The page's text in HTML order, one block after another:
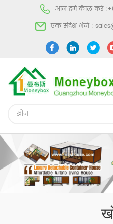
आज हमें कॅाल करें :
एक संदेश भेजें :